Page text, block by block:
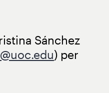
Sánchez
) per